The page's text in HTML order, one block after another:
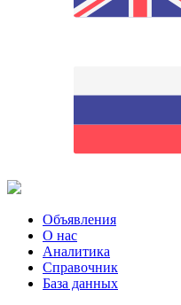
Объявления
О нас
Аналитика
Справочник
База данных